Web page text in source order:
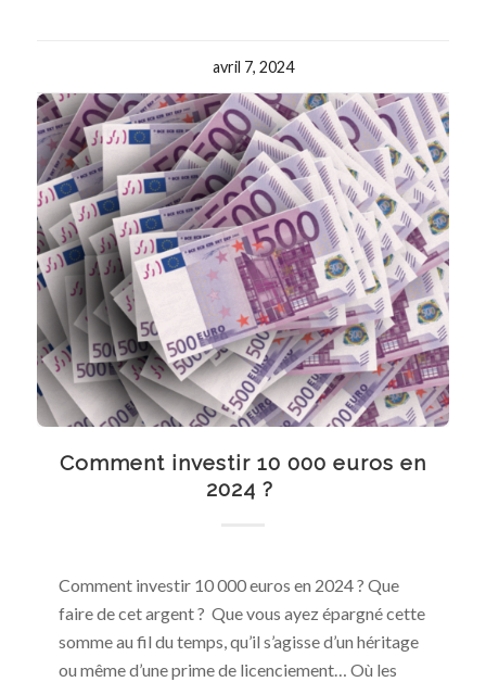
avril 7, 2024
Comment investir 10 000 euros en
2024 ?
Comment investir 10 000 euros en 2024 ? Que
faire de cet argent ? Que vous ayez épargné cette
somme au fil du temps, qu’il s’agisse d’un héritage
ou même d’une prime de licenciement… Où les